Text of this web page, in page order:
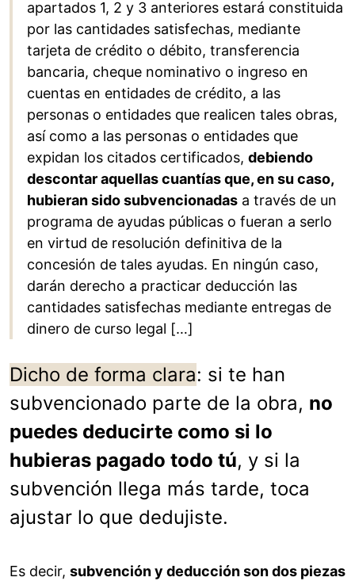
apartados 1, 2 y 3 anteriores estará constituida
por las cantidades satisfechas, mediante
tarjeta de crédito o débito, transferencia
bancaria, cheque nominativo o ingreso en
cuentas en entidades de crédito, a las
personas o entidades que realicen tales obras,
así como a las personas o entidades que
expidan los citados certificados, debiendo
descontar aquellas cuantías que, en su caso,
hubieran sido subvencionadas a través de un
programa de ayudas públicas o fueran a serlo
en virtud de resolución definitiva de la
concesión de tales ayudas. En ningún caso,
darán derecho a practicar deducción las
cantidades satisfechas mediante entregas de
dinero de curso legal […]
Dicho de forma clara: si te han
subvencionado parte de la obra, no
puedes deducirte como si lo
hubieras pagado todo tú, y si la
subvención llega más tarde, toca
ajustar lo que dedujiste.
Es decir, subvención y deducción son dos piezas